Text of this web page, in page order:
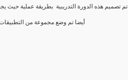
تم تصميم هذه الدورة التدريبية بطريقة عملية حيث
أيضا تم وضع مجموعة من